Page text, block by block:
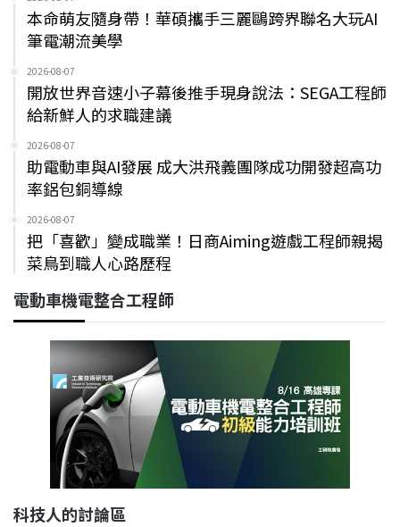
本命萌友隨身帶！華碩攜手三麗鷗跨界聯名大玩AI
筆電潮流美學
2026-08-07
開放世界音速小子幕後推手現身說法：SEGA工程師
給新鮮人的求職建議
2026-08-07
助電動車與AI發展 成大洪飛義團隊成功開發超高功
率鋁包銅導線
2026-08-07
把「喜歡」變成職業！日商Aiming遊戲工程師親揭
菜鳥到職人心路歷程
電動車機電整合工程師
科技人的討論區